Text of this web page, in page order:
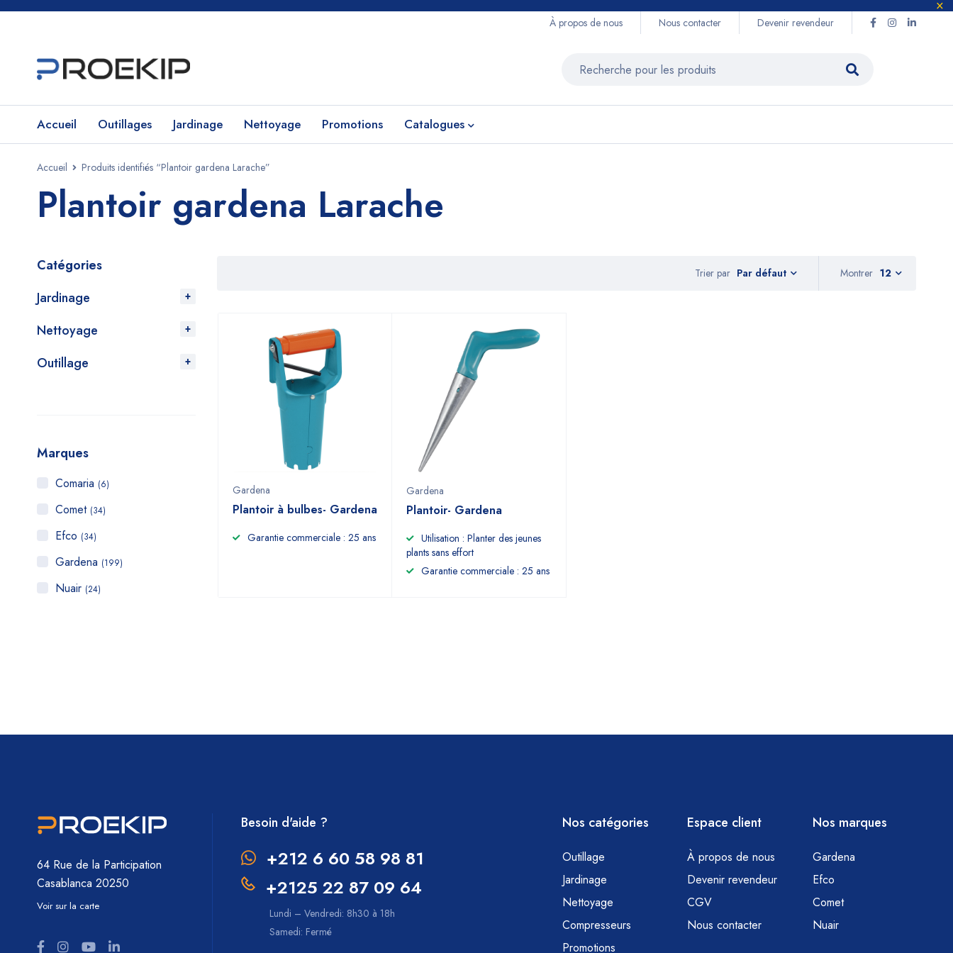
À propos de nous Nous contacter Devenir revendeur
Accueil Outillages Jardinage Nettoyage Promotions Catalogues
Accueil Produits identifiés “Plantoir gardena Larache”
Plantoir gardena Larache
Catégories
Jardinage
Nettoyage
Outillage
Marques
Comaria (6)
Comet (34)
Efco (34)
Gardena (199)
Nuair (24)
Trier par Par défaut Montrer 12
Gardena
Plantoir à bulbes- Gardena
Garantie commerciale : 25 ans
Gardena
Plantoir- Gardena
Utilisation : Planter des jeunes
plants sans effort
Garantie commerciale : 25 ans
64 Rue de la Participation
Casablanca 20250
Voir sur la carte
Besoin d'aide ?
+212 6 60 58 98 81
+2125 22 87 09 64
Lundi – Vendredi: 8h30 à 18h
Samedi: Fermé
Nos catégories
Outillage
Jardinage
Nettoyage
Compresseurs
Promotions
Espace client
À propos de nous
Devenir revendeur
CGV
Nous contacter
Nos marques
Gardena
Efco
Comet
Nuair